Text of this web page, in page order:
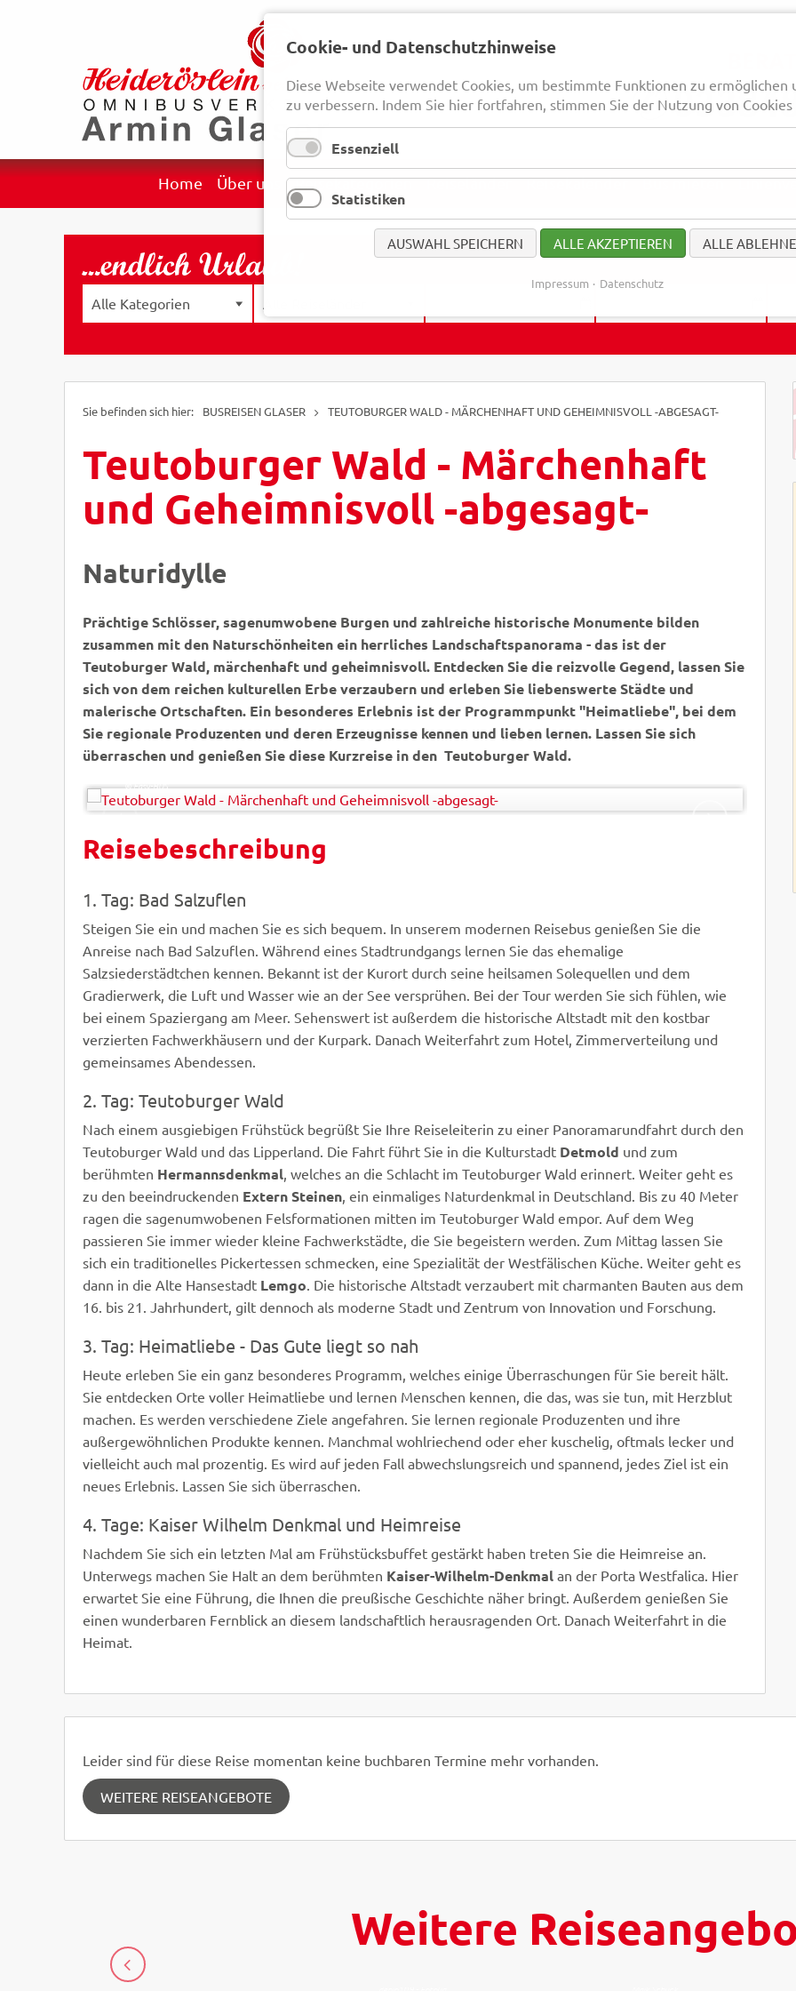
Home Über uns Reisekategorien Reiseländer Reisekalender Bus mieten
BUSREISEN GLASER TEUTOBURGER WALD - MÄRCHENHAFT UND GEHEIMNISVOLL -ABGESAGT-
Teutoburger Wald - Märchenhaft
und Geheimnisvoll -abgesagt-
Naturidylle
Prächtige Schlösser, sagenumwobene Burgen und zahlreiche historische Monumente bilden
zusammen mit den Naturschönheiten ein herrliches Landschaftspanorama - das ist der
Teutoburger Wald, märchenhaft und geheimnisvoll. Entdecken Sie die reizvolle Gegend, lassen Sie
sich von dem reichen kulturellen Erbe verzaubern und erleben Sie liebenswerte Städte und
malerische Ortschaften. Ein besonderes Erlebnis ist der Programmpunkt "Heimatliebe", bei dem
Sie regionale Produzenten und deren Erzeugnisse kennen und lieben lernen. Lassen Sie sich
überraschen und genießen Sie diese Kurzreise in den Teutoburger Wald.
ZURÜCK
© Easy-BUS
Reisebeschreibung
1. Tag: Bad Salzuflen
Steigen Sie ein und machen Sie es sich bequem. In unserem modernen Reisebus genießen Sie die
Anreise nach Bad Salzuflen. Während eines Stadtrundgangs lernen Sie das ehemalige
Salzsiederstädtchen kennen. Bekannt ist der Kurort durch seine heilsamen Solequellen und dem
Gradierwerk, die Luft und Wasser wie an der See versprühen. Bei der Tour werden Sie sich fühlen, wie
bei einem Spaziergang am Meer. Sehenswert ist außerdem die historische Altstadt mit den kostbar
verzierten Fachwerkhäusern und der Kurpark. Danach Weiterfahrt zum Hotel, Zimmerverteilung und
gemeinsames Abendessen.
2. Tag: Teutoburger Wald
Nach einem ausgiebigen Frühstück begrüßt Sie Ihre Reiseleiterin zu einer Panoramarundfahrt durch den
Teutoburger Wald und das Lipperland. Die Fahrt führt Sie in die Kulturstadt Detmold und zum
berühmten Hermannsdenkmal, welches an die Schlacht im Teutoburger Wald erinnert. Weiter geht es
zu den beeindruckenden Extern Steinen, ein einmaliges Naturdenkmal in Deutschland. Bis zu 40 Meter
ragen die sagenumwobenen Felsformationen mitten im Teutoburger Wald empor. Auf dem Weg
passieren Sie immer wieder kleine Fachwerkstädte, die Sie begeistern werden. Zum Mittag lassen Sie
sich ein traditionelles Pickertessen schmecken, eine Spezialität der Westfälischen Küche. Weiter geht es
dann in die Alte Hansestadt Lemgo. Die historische Altstadt verzaubert mit charmanten Bauten aus dem
16. bis 21. Jahrhundert, gilt dennoch als moderne Stadt und Zentrum von Innovation und Forschung.
3. Tag: Heimatliebe - Das Gute liegt so nah
Heute erleben Sie ein ganz besonderes Programm, welches einige Überraschungen für Sie bereit hält.
Sie entdecken Orte voller Heimatliebe und lernen Menschen kennen, die das, was sie tun, mit Herzblut
machen. Es werden verschiedene Ziele angefahren. Sie lernen regionale Produzenten und ihre
außergewöhnlichen Produkte kennen. Manchmal wohlriechend oder eher kuschelig, oftmals lecker und
vielleicht auch mal prozentig. Es wird auf jeden Fall abwechslungsreich und spannend, jedes Ziel ist ein
neues Erlebnis. Lassen Sie sich überraschen.
4. Tage: Kaiser Wilhelm Denkmal und Heimreise
Nachdem Sie sich ein letzten Mal am Frühstücksbuffet gestärkt haben treten Sie die Heimreise an.
Unterwegs machen Sie Halt an dem berühmten Kaiser-Wilhelm-Denkmal an der Porta Westfalica. Hier
erwartet Sie eine Führung, die Ihnen die preußische Geschichte näher bringt. Außerdem genießen Sie
einen wunderbaren Fernblick an diesem landschaftlich herausragenden Ort. Danach Weiterfahrt in die
Heimat.
Leider sind für diese Reise momentan keine buchbaren Termine mehr vorhanden.
WEITERE REISEANGEBOTE
Weitere
Cookie- und Datenschutzhinweise
Diese Webseite verwendet Cookies, um bestimmte Funktionen zu ermöglichen
zu verbessern. Indem Sie hier fortfahren, stimmen Sie der Nutzung von Cookies
Essenziell
Statistiken
AUSWAHL SPEICHERN ALLE AKZEPTIEREN ALLE
Impressum Datenschutz